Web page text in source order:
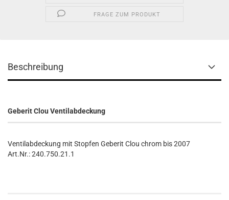
FRAGE ZUM PRODUKT
Beschreibung
Geberit Clou Ventilabdeckung
Ventilabdeckung mit Stopfen Geberit Clou chrom bis 2007
Art.Nr.: 240.750.21.1